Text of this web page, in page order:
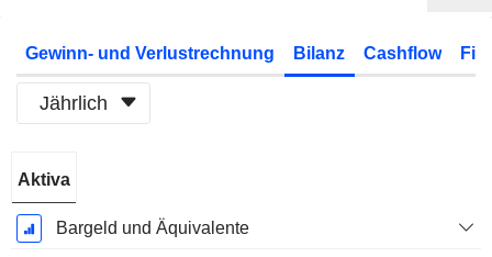
Gewinn- und Verlustrechnung Bilanz Cashflow
Jährlich
Geschäftsjahres:
Aktiva
Bargeld und Äquivalente